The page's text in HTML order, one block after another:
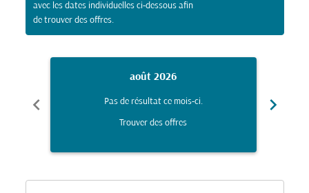
avec les dates individuelles ci-dessous afin
de trouver des offres.
chevron_left
août 2026
Pas de résultat ce mois-ci.
Trouver des offres
chevron_right